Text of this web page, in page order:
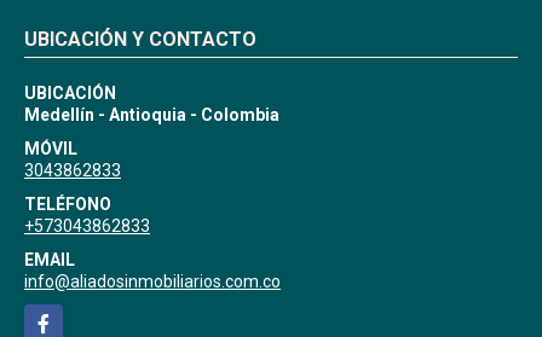
UBICACIÓN Y CONTACTO
UBICACIÓN
Medellín - Antioquia - Colombia
MÓVIL
3043862833
TELÉFONO
+573043862833
EMAIL
info@aliadosinmobiliarios.com.co
Facebook